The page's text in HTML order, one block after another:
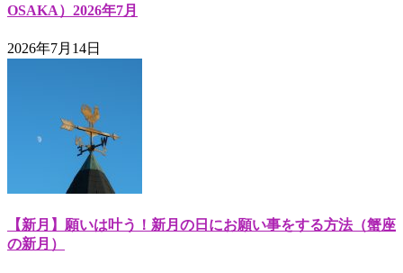
OSAKA）2026年7月
2026年7月14日
【新月】願いは叶う！新月の日にお願い事をする方法（蟹座
の新月）